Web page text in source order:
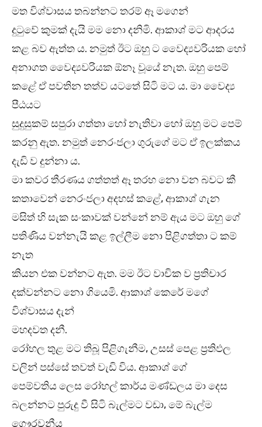
මත විශ්වාසය තබන්නට තරම් ඈ මගෙන්
දුටුවේ කුමක් දැයි මම නො දනිමි. ආකාශ් මට ආදරය
කළ බව ඇත්ත ය. නමුත් ඊට ඔහු ට වෛද්‍යවරියක හෝ
අනාගත වෛද්‍යවරියක ඕනෑ වූයේ නැත. ඔහු පෙම්
කළේ ඒ පවතින තත්ව යටතේ සිටි මට ය. මා වෛද්‍ය
පීඨයට
සුදුසුකම් සපුරා ගත්තා හෝ නැතිවා හෝ ඔහු මට පෙම්
කරනු ඇත. නමුත් නෙරංජලා ගුරුගේ මට ඒ ඉලක්කය
දැඩි ව දුන්නා ය.
මා කවර තීරණය ගත්තත් ඈ තරහ නො වන බවට කී
කතාවෙන් නෙරංජලා අදහස් කළේ, ආකාශ් ගැන
මසිත් හි සැක සංකාවක් වන්නේ නම් ඇය මට ඔහු ගේ
පතිණිය වන්නැයි කළ ඉල්ලීම නො පිළිගත්තා ට කම්
නැත
කියන එක වන්නට ඇත. මම ඊට වාචික ව ප්‍රතිචාර
දක්වන්නට නො ගියෙමි. ආකාශ් කෙරේ මගේ
විශ්වාසය දැන්
මහදවත දනී.
රෝහල තුළ මට තිබූ පිළිගැනීම, උසස් පෙළ ප්‍රතිඵල
වලින් පස්සේ තවත් වැඩි විය. ආකාශ් ගේ
පෙම්වතිය ලෙස රෝහල් කාර්ය මණ්ඩලය මා දෙස
බලන්නට පුරුදු වී සිටි බැල්මට වඩා, මේ බැල්ම
ගෞරවනීය